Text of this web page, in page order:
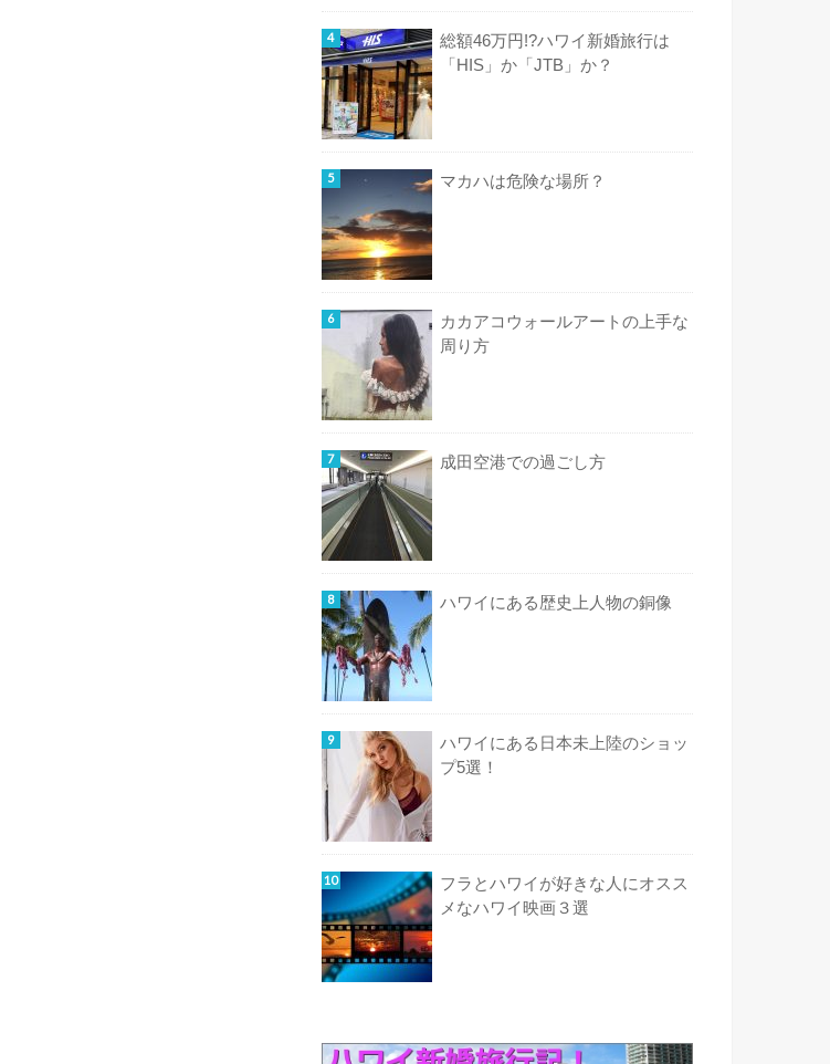
総額46万円!?ハワイ新婚旅行は
「HIS」か「JTB」か？
マカハは危険な場所？
カカアコウォールアートの上手な
周り方
成田空港での過ごし方
ハワイにある歴史上人物の銅像
ハワイにある日本未上陸のショッ
プ5選！
フラとハワイが好きな人にオスス
メなハワイ映画３選